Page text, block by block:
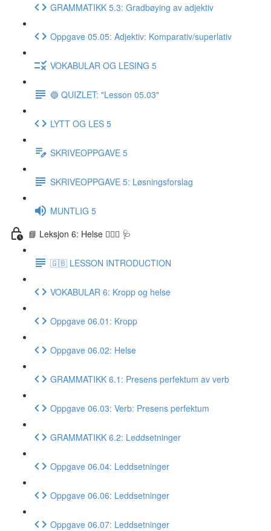
GRAMMATIKK 5.3: Gradbøying av adjektiv
Oppgave 05.05: Adjektiv: Komparativ/superlativ
VOKABULAR OG LESING 5
🔵 QUIZLET: "Lesson 05.03"
LYTT OG LES 5
SKRIVEOPPGAVE 5
SKRIVEOPPGAVE 5: Løsningsforslag
MUNTLIG 5
📘 Leksjon 6: Helse 🏃🏻‍♀️ 🩺
🇬🇧 LESSON INTRODUCTION
VOKABULAR 6: Kropp og helse
Oppgave 06.01: Kropp
Oppgave 06.02: Helse
GRAMMATIKK 6.1: Presens perfektum av verb
Oppgave 06.03: Verb: Presens perfektum
GRAMMATIKK 6.2: Leddsetninger
Oppgave 06.04: Leddsetninger
Oppgave 06.06: Leddsetninger
Oppgave 06.07: Leddsetninger